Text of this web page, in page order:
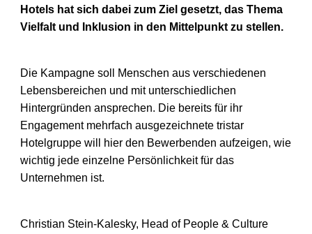
Hotels hat sich dabei zum Ziel gesetzt, das Thema
Vielfalt und Inklusion in den Mittelpunkt zu stellen.
Die Kampagne soll Menschen aus verschiedenen
Lebensbereichen und mit unterschiedlichen
Hintergründen ansprechen. Die bereits für ihr
Engagement mehrfach ausgezeichnete tristar
Hotelgruppe will hier den Bewerbenden aufzeigen, wie
wichtig jede einzelne Persönlichkeit für das
Unternehmen ist.
Christian Stein-Kalesky, Head of People & Culture